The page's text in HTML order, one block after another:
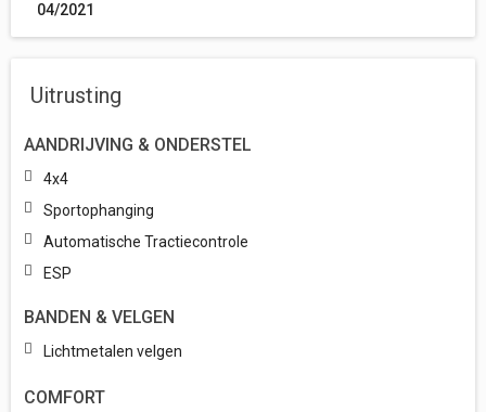
04/2021
Uitrusting
AANDRIJVING & ONDERSTEL
4x4
Sportophanging
Automatische Tractiecontrole
ESP
BANDEN & VELGEN
Lichtmetalen velgen
COMFORT